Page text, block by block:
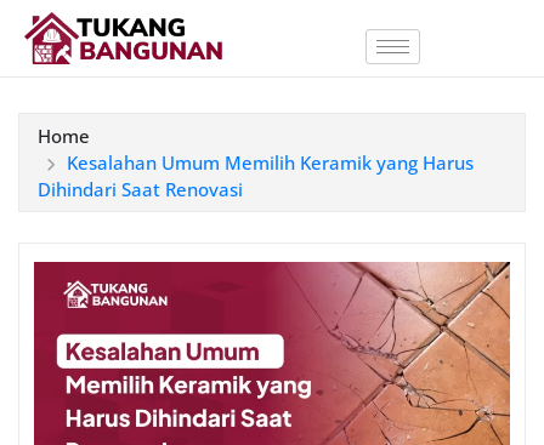
Home
Kesalahan Umum Memilih Keramik yang Harus
Dihindari Saat Renovasi